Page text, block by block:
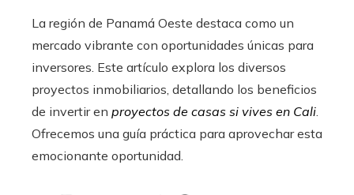
La región de Panamá Oeste destaca como un
mercado vibrante con oportunidades únicas para
inversores. Este artículo explora los diversos
proyectos inmobiliarios, detallando los beneficios
de invertir en proyectos de casas si vives en Cali.
Ofrecemos una guía práctica para aprovechar esta
emocionante oportunidad.